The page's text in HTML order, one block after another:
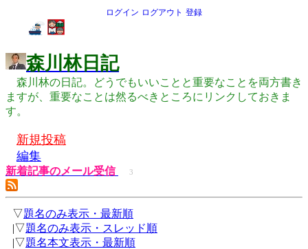
ログイン ログアウト 登録
森川林日記
森川林の日記。どうでもいいことと重要なことを両方書き
ますが、重要なことは然るべきところにリンクしておきま
す。
新規投稿
編集
新着記事のメール受信 3
▽題名のみ表示・最新順
|▽題名のみ表示・スレッド順
|▽題名本文表示・最新順